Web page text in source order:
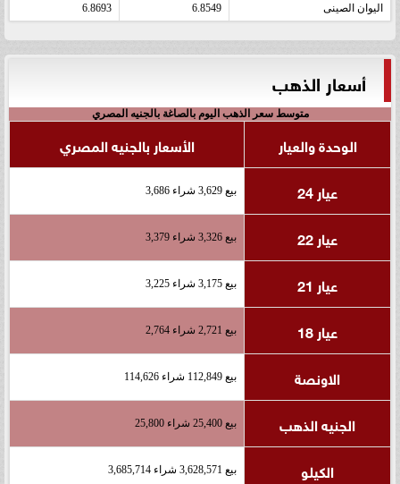
اليوان الصينى 6.8549
6.8693
أسعار الذهب
متوسط سعر الذهب اليوم بالصاغة بالجنيه المصري
الوحدة والعيار
الأسعار بالجنيه المصري
عيار 24
بيع 3,629 شراء 3,686
عيار 22 بيع 3,326 شراء 3,379
عيار 21 بيع 3,175 شراء 3,225
عيار 18 بيع 2,721 شراء 2,764
الاونصة بيع 112,849 شراء 114,626
الجنيه الذهب بيع 25,400 شراء 25,800
الكيلو بيع 3,628,571 شراء 3,685,714